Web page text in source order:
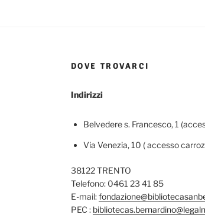
DOVE TROVARCI
Indirizzi
Belvedere s. Francesco, 1
Via Venezia, 10 ( accesso
38122 TRENTO
Telefono: 0461 23 41 85
E-mail:
PEC :